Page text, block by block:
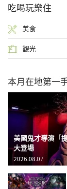
吃喝玩樂住
美食
觀光
本月在地第一
美國鬼才導演「
大登場
2026.08.07